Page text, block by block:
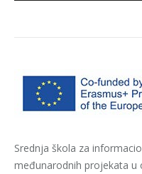
Srednja škola za
međunarodnih projekata u